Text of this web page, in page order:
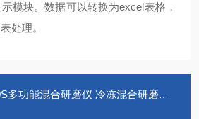
模块。数据可以转换为excel表格，
处理。
混合研磨仪 冷冻混合研磨仪QM100S系列高通量组织研磨仪